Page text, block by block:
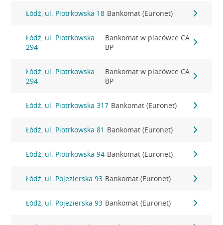
Łódź, ul. Piotrkowska 18 Bankomat (Euronet)
Łódź, ul. Piotrkowska
294
Bankomat w placówce CA
BP
Łódź, ul. Piotrkowska
294
Bankomat w placówce CA
BP
Łódź, ul. Piotrkowska 317 Bankomat (Euronet)
Łódź, ul. Piotrkowska 81 Bankomat (Euronet)
Łódź, ul. Piotrkowska 94 Bankomat (Euronet)
Łódź, ul. Pojezierska 93 Bankomat (Euronet)
Łódź, ul. Pojezierska 93 Bankomat (Euronet)